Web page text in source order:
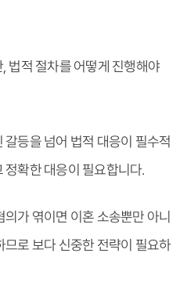
법적 절차를 어떻게 진행해야
등을 넘어 법적 대응이 필수적
확한 대응이 필요합니다.
가 엮이면 이혼 소송뿐만 아니
로 보다 신중한 전략이 필요하